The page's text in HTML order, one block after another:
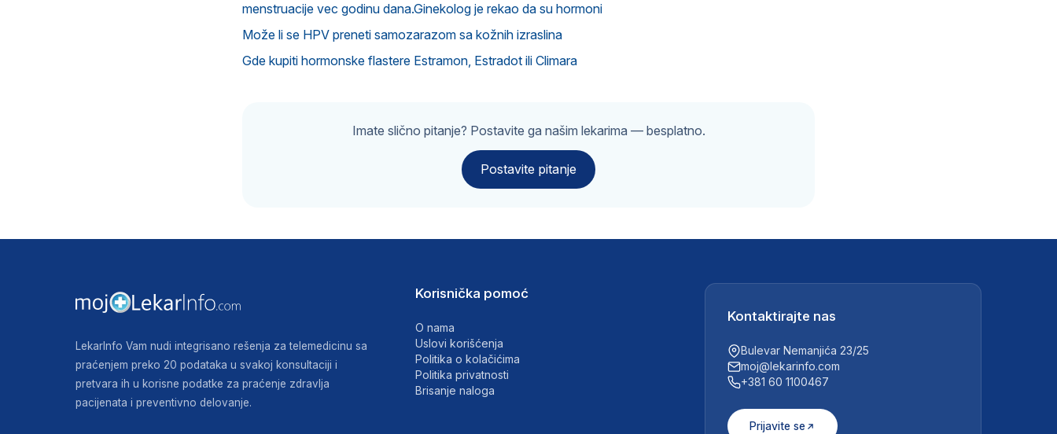
menstruacije vec godinu dana.Ginekolog je rekao da su hormoni
Može li se HPV preneti samozarazom sa kožnih izraslina
Gde kupiti hormonske flastere Estramon, Estradot ili Climara
Imate slično pitanje? Postavite ga našim lekarima — besplatno.
Postavite pitanje
LekarInfo Vam nudi integrisano rešenja za telemedicinu sa
praćenjem preko 20 podataka u svakoj konsultaciji i
pretvara ih u korisne podatke za praćenje zdravlja
pacijenata i preventivno delovanje.
Korisnička pomoć
O nama
Uslovi korišćenja
Politika o kolačićima
Politika privatnosti
Brisanje naloga
Kontaktirajte nas
Bulevar Nemanjića 23/25
moj@lekarinfo.com
+381 60 1100467
Prijavite se